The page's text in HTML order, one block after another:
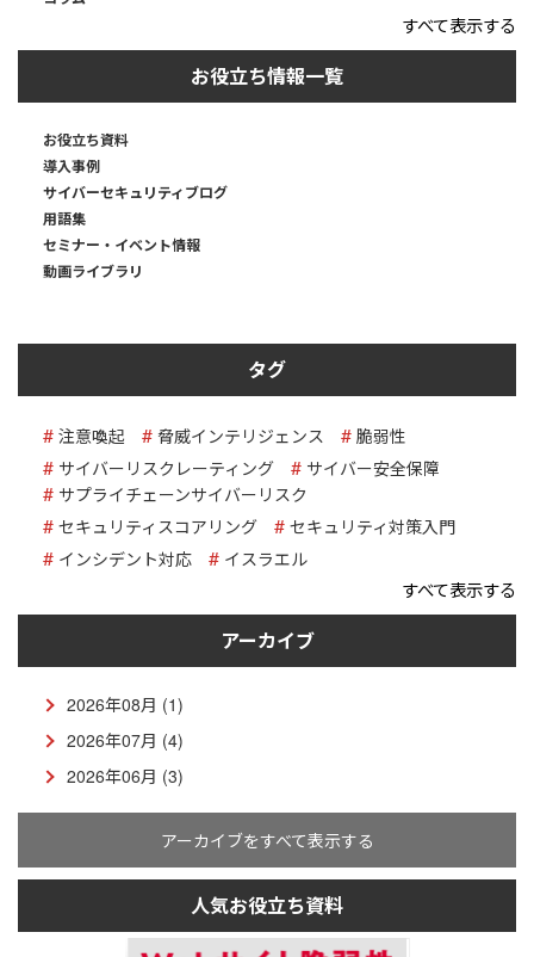
すべて表示する
お役立ち情報一覧
お役立ち資料
導入事例
サイバーセキュリティブログ
用語集
セミナー・イベント情報
動画ライブラリ
タグ
注意喚起 脅威インテリジェンス
脆弱性
サイバーリスクレーティング
サイバー安全保障
サプライチェーンサイバーリスク
セキュリティスコアリング
セキュリティ対策入門
インシデント対応
イスラエル
すべて表示する
アーカイブ
2026年08月 (1)
2026年07月 (4)
2026年06月 (3)
アーカイブをすべて表示する
人気お役立ち資料